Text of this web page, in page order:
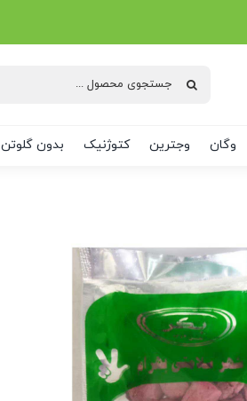
جستجو
وگان وجترین کتوژنیک بدون گلوتن